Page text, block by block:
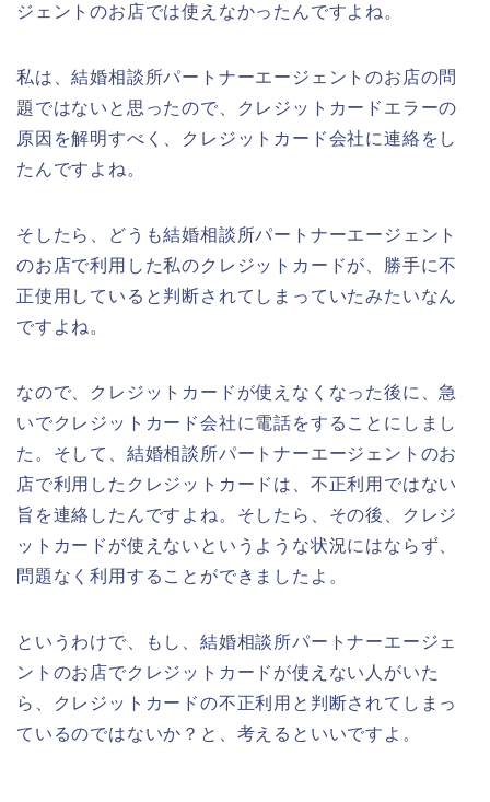
ジェントのお店では使えなかったんですよね。
私は、結婚相談所パートナーエージェントのお店の問
題ではないと思ったので、クレジットカードエラーの
原因を解明すべく、クレジットカード会社に連絡をし
たんですよね。
そしたら、どうも結婚相談所パートナーエージェント
のお店で利用した私のクレジットカードが、勝手に不
正使用していると判断されてしまっていたみたいなん
ですよね。
なので、クレジットカードが使えなくなった後に、急
いでクレジットカード会社に電話をすることにしまし
た。そして、結婚相談所パートナーエージェントのお
店で利用したクレジットカードは、不正利用ではない
旨を連絡したんですよね。そしたら、その後、クレジ
ットカードが使えないというような状況にはならず、
問題なく利用することができましたよ。
というわけで、もし、結婚相談所パートナーエージェ
ントのお店でクレジットカードが使えない人がいた
ら、クレジットカードの不正利用と判断されてしまっ
ているのではないか？と、考えるといいですよ。